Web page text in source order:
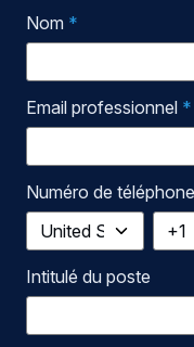
Nom *
Email professionnel *
Numéro de téléphone
Intitulé du poste